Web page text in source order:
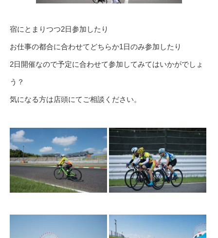
宿にとまりつつ2日参加したり
お仕事の都合に合わせてどちらか1日のみ参加したり
2日開催なので予定に合わせて参加してみてはいかがでしょ
う？
気になる方は店頭にてご相談ください。